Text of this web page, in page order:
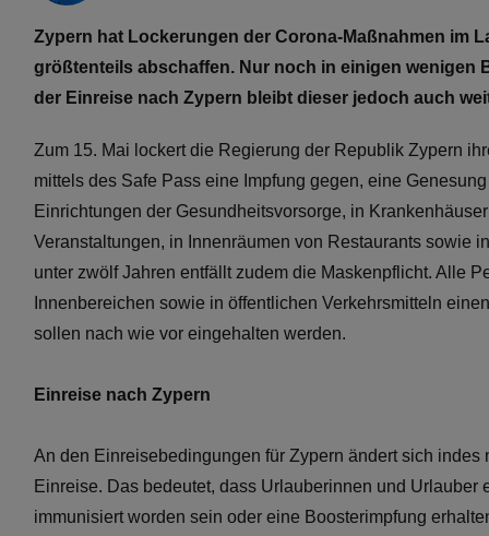
Zypern hat Lockerungen der Corona-Maßnahmen im
größtenteils abschaffen. Nur noch in einigen wenigen
der Einreise nach Zypern bleibt dieser jedoch auch
Zum 15. Mai lockert die Regierung der Republik Zypern
mittels des Safe Pass eine Impfung gegen, eine
Einrichtungen der Gesundheitsvorsorge, in
Veranstaltungen, in Innenräumen von Restaurants sowie
unter zwölf Jahren entfällt zudem die Maskenpflicht. Alle
Innenbereichen sowie in öffentlichen Verkehrsmitteln
sollen nach wie vor eingehalten werden.
Einreise nach Zypern
An den Einreisebedingungen für Zypern ändert sich
Einreise. Das bedeutet, dass Urlauberinnen und
immunisiert worden sein oder eine Boosterimpfung